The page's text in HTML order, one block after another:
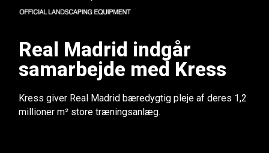
Real Madrid indgår
samarbejde med Kress
Kress giver Real Madrid bæredygtig pleje af deres 1,2
millioner m² store træningsanlæg.